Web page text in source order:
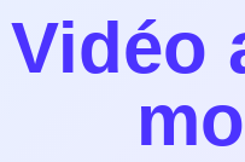
Vidéo